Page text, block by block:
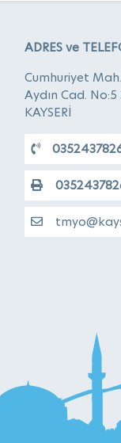
ADRES ve
Cumhuriyet
Aydın Cad.
KAYSERİ